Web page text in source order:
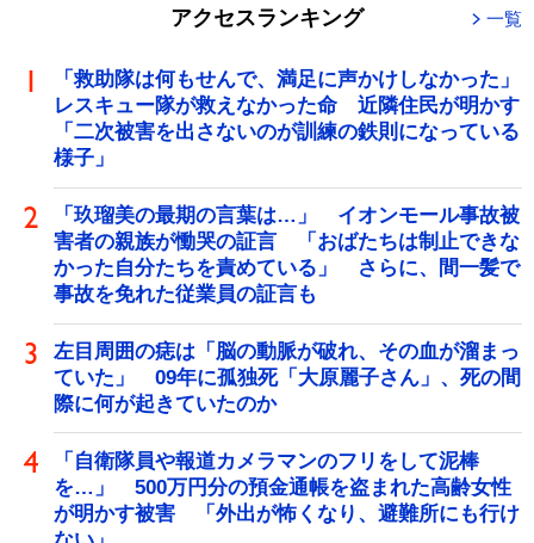
アクセスランキング 一覧
「救助隊は何もせんで、満足に声かけしなかった」
レスキュー隊が救えなかった命 近隣住民が明かす
「二次被害を出さないのが訓練の鉄則になっている
様子」
「玖瑠美の最期の言葉は…」 イオンモール事故被
害者の親族が慟哭の証言 「おばたちは制止できな
かった自分たちを責めている」 さらに、間一髪で
事故を免れた従業員の証言も
左目周囲の痣は「脳の動脈が破れ、その血が溜まっ
ていた」 09年に孤独死「大原麗子さん」、死の間
際に何が起きていたのか
「自衛隊員や報道カメラマンのフリをして泥棒
を…」 500万円分の預金通帳を盗まれた高齢女性
が明かす被害 「外出が怖くなり、避難所にも行け